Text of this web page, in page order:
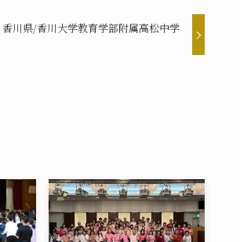
川県/香川大学教育学部附属高松中学